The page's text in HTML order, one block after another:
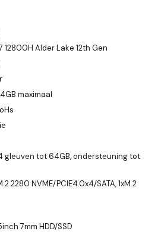
Alder Lake 12th Gen
maximaal
gleuven tot 64GB, ondersteuning tot
2280 NVME/PCIE4.0x4/SATA, 1xM.2
7mm HDD/SSD